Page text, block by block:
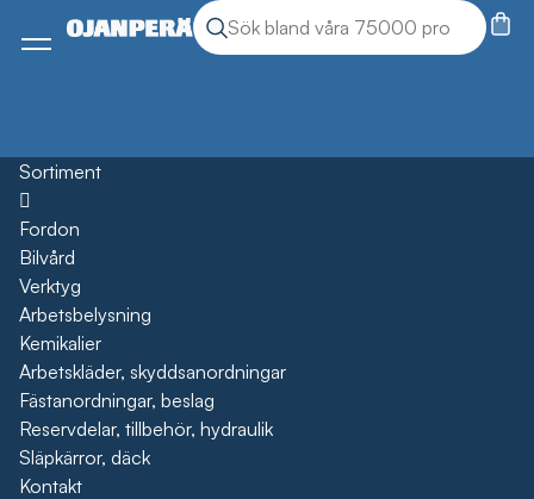
Sök produkter
Sök
Meny
Sortiment
Öppna
Fordon
Bilvård
Verktyg
Arbetsbelysning
Kemikalier
Arbetskläder, skyddsanordningar
Fästanordningar, beslag
Reservdelar, tillbehör, hydraulik
Släpkärror, däck
Kontakt